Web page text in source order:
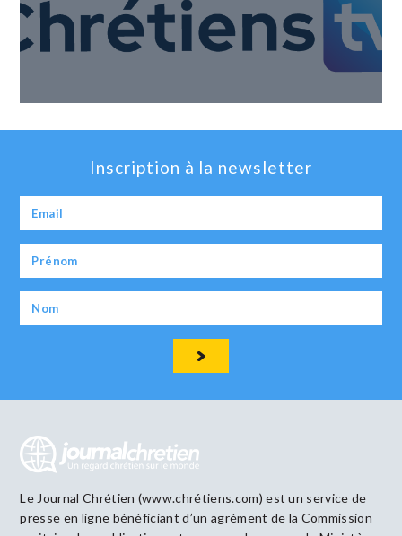
Inscription à la newsletter
Le Journal Chrétien (www.chrétiens.com) est un service de
presse en ligne bénéficiant d’un agrément de la Commission